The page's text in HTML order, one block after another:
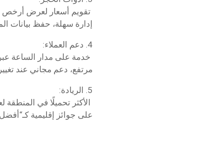
تقويم أسعار لعرض أرخص
إدارة سهلة، حفظ بيانات
4. دعم العملاء:
خدمة على مدار الساعة
مرتفع، دعم مجاني عند
5. الريادة:
على جوائز إقليمية